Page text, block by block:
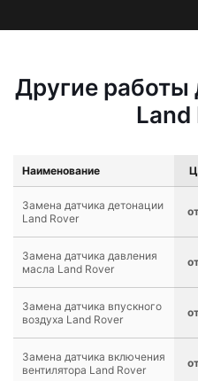
Другие работы
Land
Наименование
Замена датчика детонации
Land Rover
Замена датчика давления
масла Land Rover
Замена датчика впускного
воздуха Land Rover
Замена датчика включения
вентилятора Land Rover